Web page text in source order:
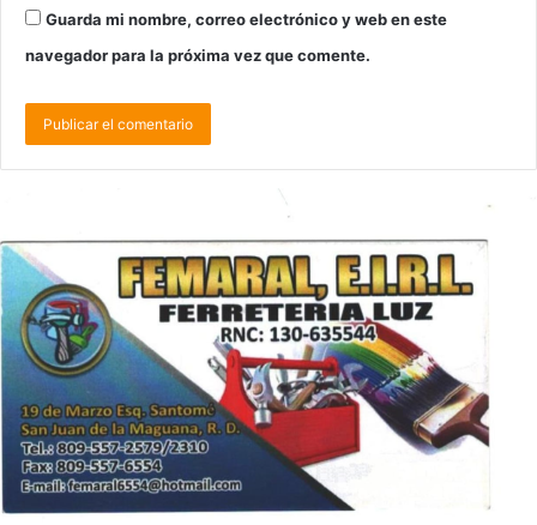
Guarda mi nombre, correo electrónico y web en este
navegador para la próxima vez que comente.